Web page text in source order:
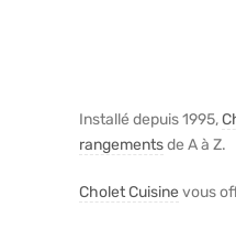
Installé depuis 1995,
rangementsde A à Z.
Cholet Cuisine vous